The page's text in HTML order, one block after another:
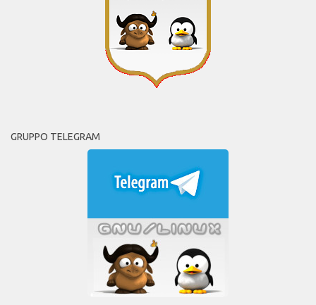
GRUPPO TELEGRAM